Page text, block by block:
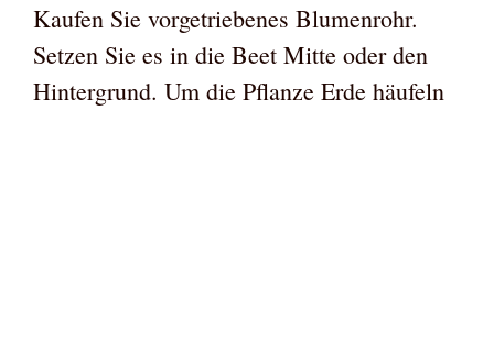
Kaufen Sie vorgetriebenes Blumenrohr.
Setzen Sie es in die Beet Mitte oder den
Hintergrund. Um die Pflanze Erde häufeln